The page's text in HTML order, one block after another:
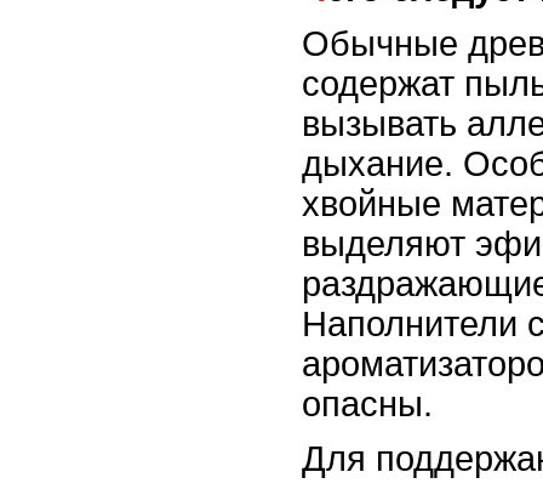
Обычные
содержат
вызывать
дыхание.
хвойные
выделяют
Наполнители
опасны.
Для